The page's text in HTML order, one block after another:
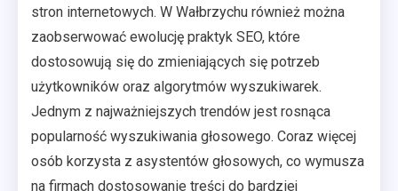
stron internetowych. W Wałbrzychu również można
zaobserwować ewolucję praktyk SEO, które
dostosowują się do zmieniających się potrzeb
użytkowników oraz algorytmów wyszukiwarek.
Jednym z najważniejszych trendów jest rosnąca
popularność wyszukiwania głosowego. Coraz więcej
osób korzysta z asystentów głosowych, co wymusza
na firmach dostosowanie treści do bardziej